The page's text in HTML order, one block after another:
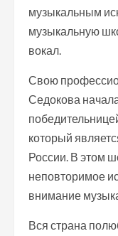
музыкальным
музыкальную
вокал.
Свою
Седокова
который
России. В этом
неповторимое
внимание
Вся страна